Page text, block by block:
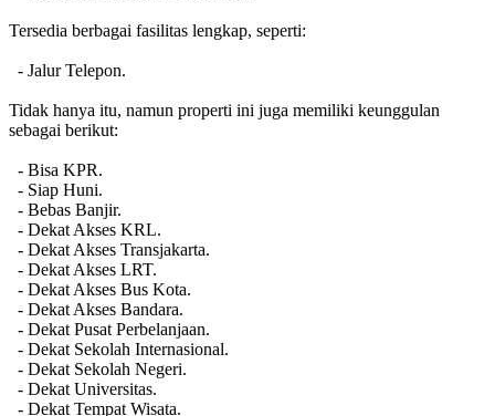
Tersedia berbagai fasilitas lengkap, seperti:
- Jalur Telepon.
Tidak hanya itu, namun properti ini juga memiliki keunggulan
sebagai berikut:
- Bisa KPR.
- Siap Huni.
- Bebas Banjir.
- Dekat Akses KRL.
- Dekat Akses Transjakarta.
- Dekat Akses LRT.
- Dekat Akses Bus Kota.
- Dekat Akses Bandara.
- Dekat Pusat Perbelanjaan.
- Dekat Sekolah Internasional.
- Dekat Sekolah Negeri.
- Dekat Universitas.
- Dekat Tempat Wisata.